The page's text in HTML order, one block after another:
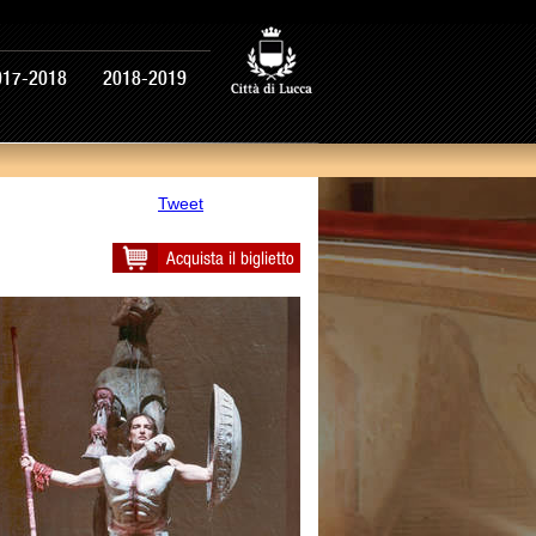
2018
2018-2019
Tweet
Acquista il biglietto